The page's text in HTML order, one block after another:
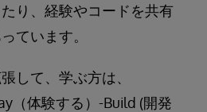
り、経験やコードを共有
ています。
して、学ぶ方は、
（体験する）-Build (開発